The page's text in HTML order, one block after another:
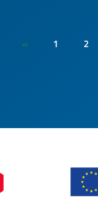
« 1 2